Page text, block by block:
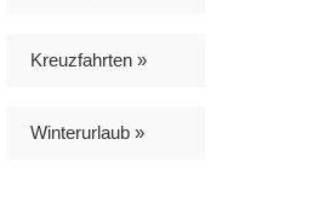
Kreuzfahrten »
Winterurlaub »